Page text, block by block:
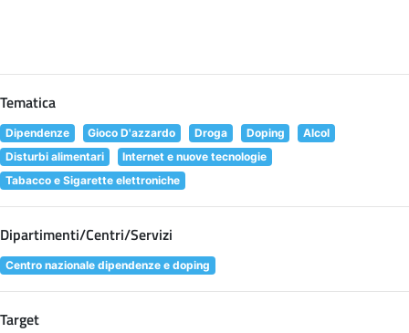
Tematica
Dipendenze Gioco D'azzardo Droga Doping
Alcol
Disturbi alimentari
Internet e nuove tecnologie
Tabacco e Sigarette elettroniche
Dipartimenti/Centri/Servizi
Centro nazionale dipendenze e doping
Target